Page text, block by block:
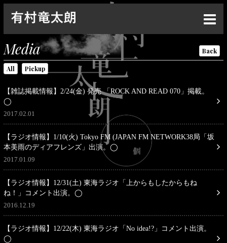
Top
News
Live
Media
Profile
Discography
Goods
Contact
Media Back
All Pickup
【雑誌掲載情報】2/24(金) 発売 「ROCK AND READ 070」掲載。
◯
2017.02.01
【ラジオ情報】1/10(火) Tokyo FM (JAPAN FM NETWORK38局「坂
本美雨のディアフレンズ」出演。◯
2017.01.09
【ラジオ情報】12/31(土) 東海ラジオ「上からもしたからもね
ね！」コメント出演。◯
2016.12.19
【ラジオ情報】12/22(木) 東海ラジオ「No idea!?」コメント出演。
◯